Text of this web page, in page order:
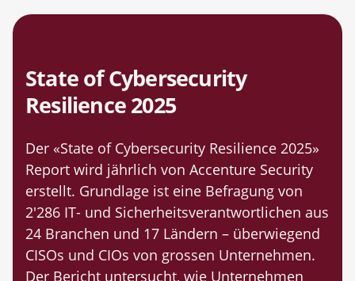
State of Cybersecurity
Resilience 2025
Der «State of Cybersecurity Resilience 2025»
Report wird jährlich von Accenture Security
erstellt. Grundlage ist eine Befragung von
2'286 IT- und Sicherheitsverantwortlichen aus
24 Branchen und 17 Ländern – überwiegend
CISOs und CIOs von grossen Unternehmen.
Der Bericht untersucht, wie Unternehmen